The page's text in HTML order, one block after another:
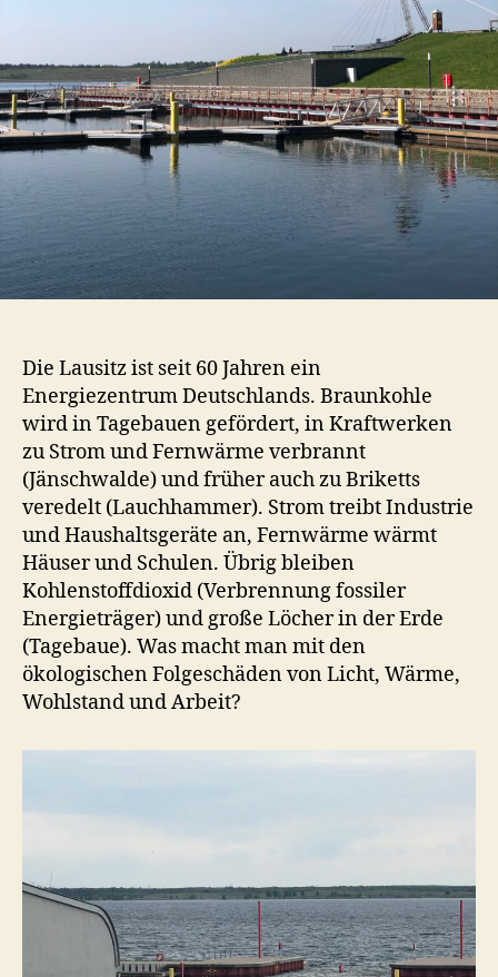
Die Lausitz ist seit 60 Jahren ein
Energiezentrum Deutschlands. Braunkohle
wird in Tagebauen gefördert, in Kraftwerken
zu Strom und Fernwärme verbrannt
(Jänschwalde) und früher auch zu Briketts
veredelt (Lauchhammer). Strom treibt Industrie
und Haushaltsgeräte an, Fernwärme wärmt
Häuser und Schulen. Übrig bleiben
Kohlenstoffdioxid (Verbrennung fossiler
Energieträger) und große Löcher in der Erde
(Tagebaue). Was macht man mit den
ökologischen Folgeschäden von Licht, Wärme,
Wohlstand und Arbeit?